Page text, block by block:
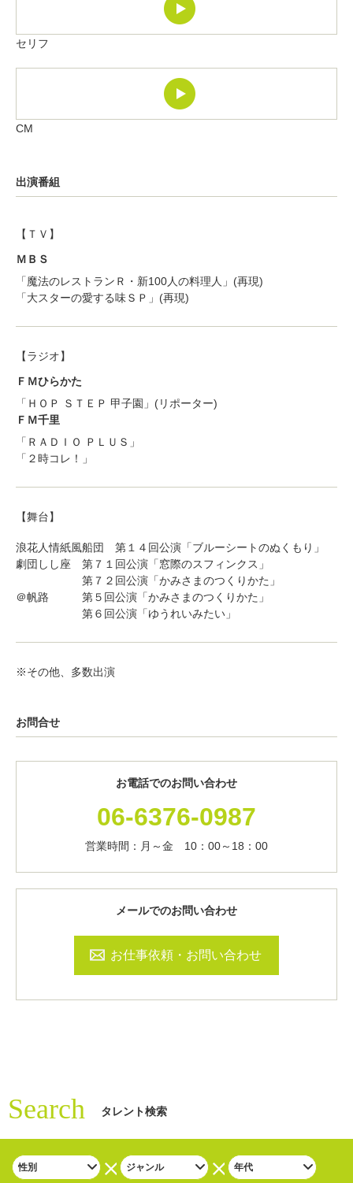
セリフ
CM
出演番組
【ＴＶ】
ＭＢＳ
「魔法のレストランＲ・新100人の料理人」(再現)
「大スターの愛する味ＳＰ」(再現)
【ラジオ】
ＦＭひらかた
「ＨＯＰ ＳＴＥＰ 甲子園」(リポーター)
ＦＭ千里
「ＲＡＤＩＯ ＰＬＵＳ」
「２時コレ！」
【舞台】
浪花人情紙風船団 第１４回公演「ブルーシートのぬくもり」
劇団しし座 第７１回公演「窓際のスフィンクス」
第７２回公演「かみさまのつくりかた」
＠帆路 第５回公演「かみさまのつくりかた」
第６回公演「ゆうれいみたい」
※その他、多数出演
お問合せ
お電話でのお問い合わせ
06-6376-0987
営業時間：月～金 10：00～18：00
メールでのお問い合わせ
お仕事依頼・お問い合わせ
Search タレント検索